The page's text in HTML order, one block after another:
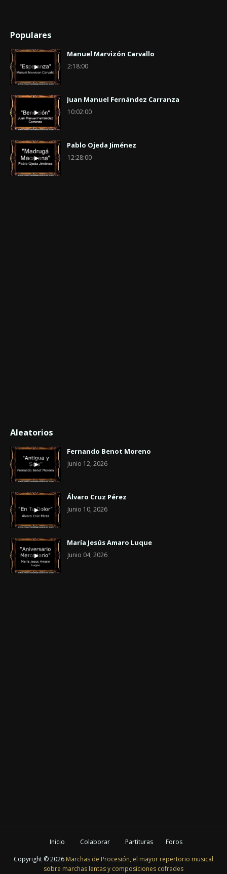
Populares
Manuel Marvizón Carvallo
2:18:00
Juan Manuel Fernández Carranza
10:02:00
Pablo Ojeda Jiménez
12:28:00
Aleatorios
Fernando Benot Moreno
Junio 12, 2026
Álvaro Cruz Pérez
Junio 10, 2026
María Jesús Amaro Luque
Junio 04, 2026
Inicio Colaborar Partituras
Foros
Copyright ©2026 Marchas de Procesión, el mayor repertorio musical
sobre marchas lentas y composiciones cofrades